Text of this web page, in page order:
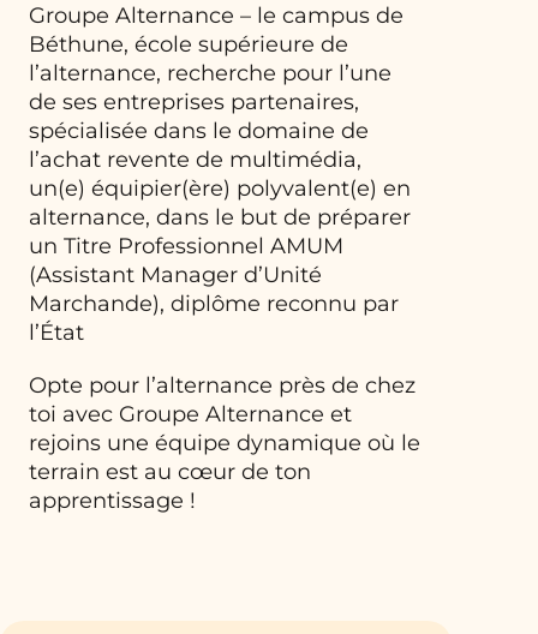
Groupe Alternance – le campus de
Béthune, école supérieure de
l’alternance, recherche pour l’une
de ses entreprises partenaires,
spécialisée dans le domaine de
l’achat revente de multimédia,
un(e) équipier(ère) polyvalent(e) en
alternance, dans le but de préparer
un Titre Professionnel AMUM
(Assistant Manager d’Unité
Marchande), diplôme reconnu par
l’État
Opte pour l’alternance près de chez
toi avec Groupe Alternance et
rejoins une équipe dynamique où le
terrain est au cœur de ton
apprentissage !